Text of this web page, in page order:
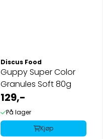
Discus Food
Guppy Super Color
Granules Soft 80g
129,-
På lager
Kjøp